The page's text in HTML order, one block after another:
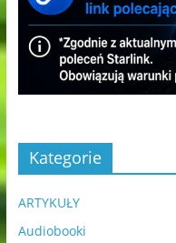
Kategorie
ARTYKUŁY
Audiobooki